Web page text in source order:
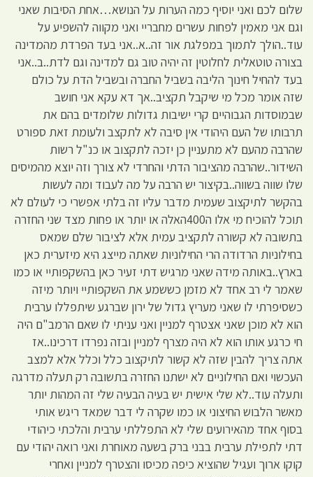
שלום לכם ואני יוסיף כמה הערות על הנושא…אחת הסיבות שאני
וגם אני מאמין לפחות עשרים מחבריי ואני מקווה להשפיע על
עוד..הולך לתמוך במפלגת אור זה..א..אני בעד הפרדת מהמדינה
בצורה טוטאלית לחלוטין זה יהיה טוב גם למדינה וגם לדת..ב..אני
בעד להחיל חינוך הליבה בשביל החברה ובשביל הדת על כולם
שזה אומר מכל מי שיקבל תקציב..אך דא עקא אני חושב
שבמוסדות הגבוהיים קרי ישיבות גדולות שלומדים בהם את
תרבותו של העם היהודי אין סיבה לא לתקצב ולעומת זאת ספורט
שהרבה מהעם לא מתעניין כן יזכה לתקצוב או כנ"ל רשות
השידור..שהרבה מהציבור הדתי והחרדי לא צורך וזה יוצא מהמיסים
שלו שווה בשווה..בקיצור יש הרבה על מה לעבוד ומה לעשות
בהקשר לתיקצוב שעמית מדבר עליו זה בלתי אפשרי כי לעולם לא
תוכל להוכיח מי אלו ה400האלה או יותר או פחות מצד שני החזרה
בתשובה לא קשורה לתקציב עמית אלא לציבור שלם שמאס
בחילוניות הרדודה הרי החילוניות שאתה מייצג היא מיזערית כאן
בארץ..באותה מידה שאני מרגיש דתי זעיר כאן בהשקפותיי או כמו
שאמר לי רב אחד לא מזמן כששמע את השקפותיי ויותר מיזה
כשסיפרתי לו שאני מעריץ גדול של ירון שברגע שיתפללו ערבית
הוא לא מוכן שאני אצטרף למניין ואני עניתי לו שאם הרמב"ם היה
חי כרגע אותו הוא לא היה מצרף למניין ובזה נפרדו דרכינו..אז
אתה צריך להבין שזה לא קשור לתיקצוב כלל וכלל אלא למצב
העכשוי ואם החילוניים לא ישתנו החזרה בתשובה רק תעלה מדרגה
ותעלה עוד..לא שלי אישית יש בעיה הבעיה שלי זה המהות יותר
מאשר הלבוש החיצוני או כמו שקרה לי דבר שמאד ריגש אותי
בסוף אחד מהאירועים שלי לא התפללתי ערבית והלכתי כיהודי
דתי לתפילת ערבית בבני ברק בשעה מאוחרת ואני רואה יהודי עם
קוקו ארוך ועגיל שהוציא כיפה מכיסו והצטרף למניין ואחרי